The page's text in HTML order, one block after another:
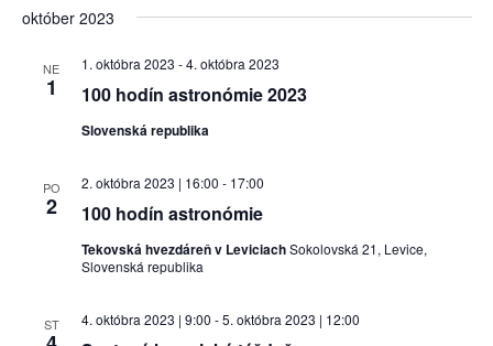
október 2023
NE
1 100 hodín astronómie 2023
1. októbra 2023 -4. októbra 2023
Slovenská republika
PO
2 100 hodín astronómie
2. októbra 2023 | 16:00 - 17:00
Tekovská hvezdáreň v LeviciachSokolovská 21, Levice,
Slovenská republika
ST 4. októbra 2023 | 9:00 -5. októbra 2023 | 12:00